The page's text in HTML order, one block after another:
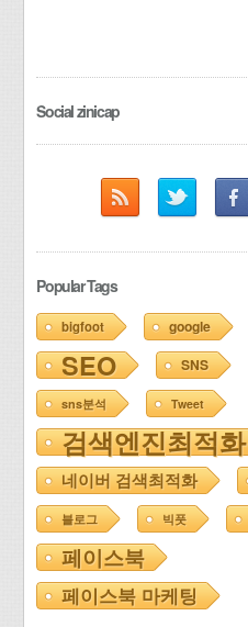
Social zinicap
Popular Tags
bigfoot google
SEO SNS
sns분석 Tweet
검색엔진최적화
네이버 검색최적화
블로그 빅풋
페이스북
페이스북 마케팅